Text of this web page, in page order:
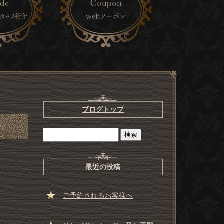
ブログトップ
最近の投稿
ご予約されるお客様へ